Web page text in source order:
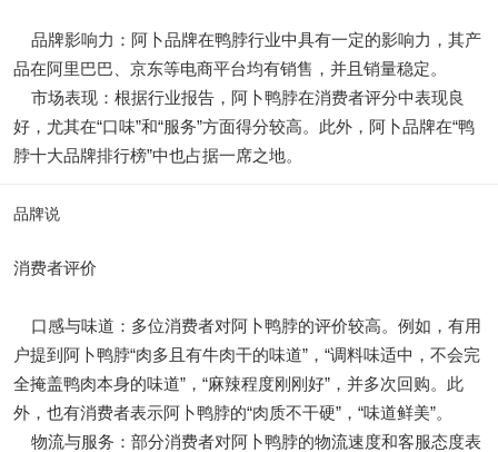
品牌影响力：阿卜品牌在鸭脖行业中具有一定的影响力，其产
品在阿里巴巴、京东等电商平台均有销售，并且销量稳定。
市场表现：根据行业报告，阿卜鸭脖在消费者评分中表现良
好，尤其在“口味”和“服务”方面得分较高。此外，阿卜品牌在“鸭
脖十大品牌排行榜”中也占据一席之地。
品牌说
消费者评价
口感与味道：多位消费者对阿卜鸭脖的评价较高。例如，有用
户提到阿卜鸭脖“肉多且有牛肉干的味道”，“调料味适中，不会完
全掩盖鸭肉本身的味道”，“麻辣程度刚刚好”，并多次回购。此
外，也有消费者表示阿卜鸭脖的“肉质不干硬”，“味道鲜美”。
物流与服务：部分消费者对阿卜鸭脖的物流速度和客服态度表